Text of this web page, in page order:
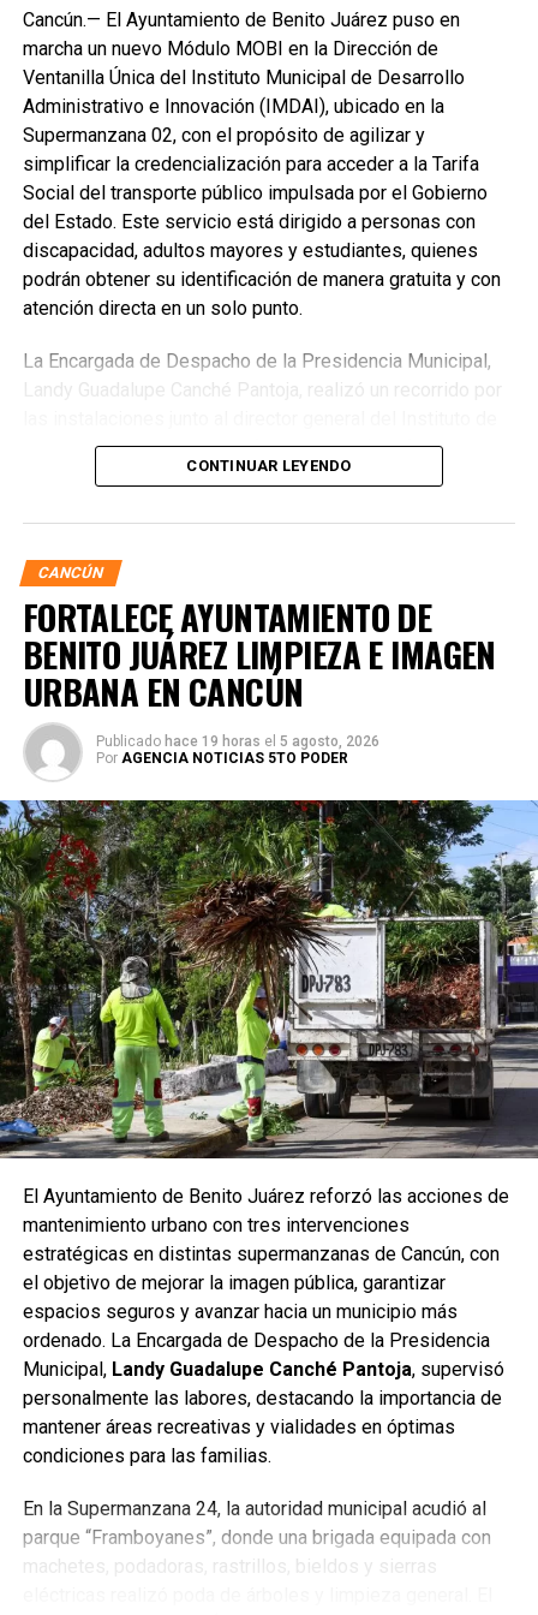
Cancún.— El Ayuntamiento de Benito Juárez puso en
marcha un nuevo Módulo MOBI en la Dirección de
Ventanilla Única del Instituto Municipal de Desarrollo
Administrativo e Innovación (IMDAI), ubicado en la
Supermanzana 02, con el propósito de agilizar y
simplificar la credencialización para acceder a la Tarifa
Social del transporte público impulsada por el Gobierno
del Estado. Este servicio está dirigido a personas con
discapacidad, adultos mayores y estudiantes, quienes
podrán obtener su identificación de manera gratuita y con
atención directa en un solo punto.
La Encargada de Despacho de la Presidencia Municipal,
Landy Guadalupe Canché Pantoja, realizó un recorrido por
Movilidad de Quintana Roo (IMOVEQROO), Rafael
Hernández Kotasek, y la titular del IMDAI, Bárbara
Durante la visita, el titular de IMOVEQROO explicó que la
credencial permitirá a los beneficiarios acceder a la Tarifa
Social en la nueva Ruta 27 Puente Nichupté, parte del
Sistema de Movilidad del Bienestar Quintanarroense
(MOBI), y posteriormente en las demás rutas conforme el
sistema se expanda. Subrayó que la identificación es
única e intransferible, incluye fotografía y requiere
documentación básica como identificación oficial,
comprobante de domicilio y certificados correspondientes
según cada modalidad.
Asimismo, se destacó que en las oficinas del IMDAI se
puede tramitar el certificado de discapacidad para quienes
aún no lo tengan, lo que facilita realizar todo el proceso en
un solo lugar, con atención inclusiva y sin trámites
adicionales.
La Ruta 27, de 64 kilómetros, conectará diversas zonas
habitacionales con avenidas principales y la nueva
infraestructura del Puente Nichupté, fortaleciendo la
movilidad segura y moderna en Cancún.
CONTINUAR LEYENDO
CANCÚN
FORTALECE AYUNTAMIENTO DE
BENITO JUÁREZ LIMPIEZA E IMAGEN
URBANA EN CANCÚN
Publicado hace 19 horas el 5 agosto, 2026
Por AGENCIA NOTICIAS 5TO PODER
El Ayuntamiento de Benito Juárez reforzó las acciones de
mantenimiento urbano con tres intervenciones
estratégicas en distintas supermanzanas de Cancún, con
el objetivo de mejorar la imagen pública, garantizar
espacios seguros y avanzar hacia un municipio más
ordenado. La Encargada de Despacho de la Presidencia
Municipal, Landy Guadalupe Canché Pantoja, supervisó
personalmente las labores, destacando la importancia de
mantener áreas recreativas y vialidades en óptimas
condiciones para las familias.
En la Supermanzana 24, la autoridad municipal acudió al
parque “Framboyanes”, donde una brigada equipada con
machetes, podadoras, rastrillos, bieldos y sierras